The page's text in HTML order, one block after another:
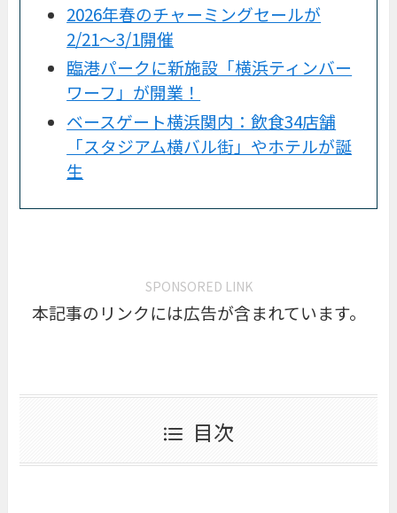
2026年春のチャーミングセールが
2/21〜3/1開催
臨港パークに新施設「横浜ティンバー
ワーフ」が開業！
ベースゲート横浜関内：飲食34店舗
「スタジアム横バル街」やホテルが誕
生
SPONSORED LINK
本記事のリンクには広告が含まれています。
目次